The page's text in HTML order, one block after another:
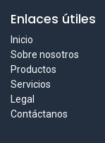
Enlaces útiles
Inicio
Sobre nosotros
Productos
Servicios
Legal
Contáctanos